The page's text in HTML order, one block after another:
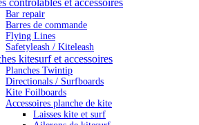
contrôlables et accessoires
Bar repair
Barres de commande
Flying Lines
Safetyleash / Kiteleash
kitesurf et accessoires
Planches Twintip
Directionals / Surfboards
Kite Foilboards
Accessoires planche de kite
Laisses kite et surf